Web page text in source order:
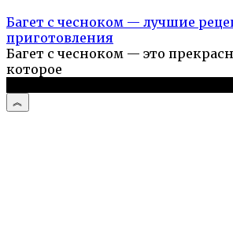
Багет с чесноком — лучшие
приготовления
Багет с чесноком — это
которое